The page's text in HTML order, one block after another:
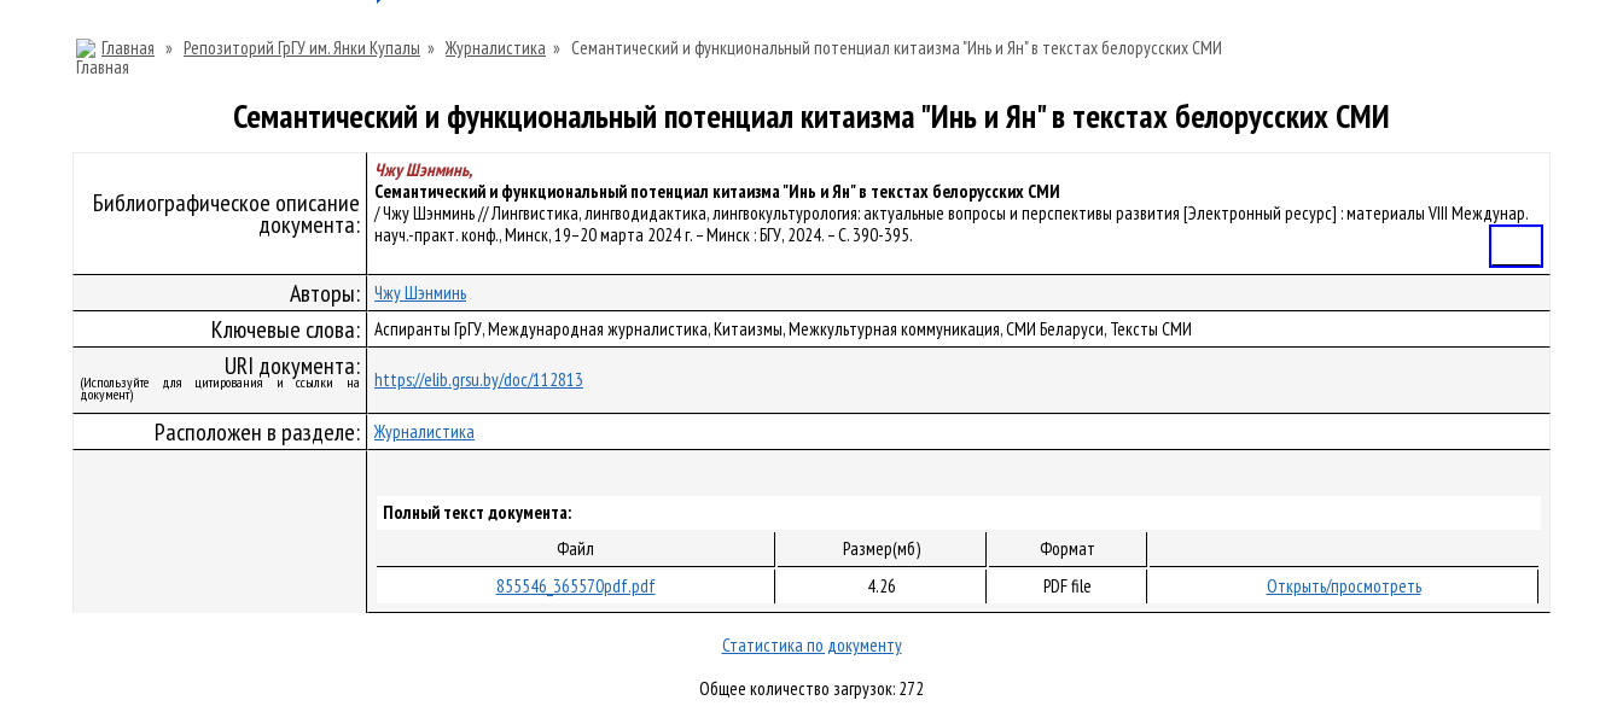
Главная » Репозиторий ГрГУ им. Янки Купалы » Журналистика » Семантический и функциональный потенциал китаизма "Инь и Ян" в текстах белорусских СМИ
Семантический и функциональный потенциал китаизма "Инь и Ян" в текстах белорусских СМИ
Библиографическое описание
документа:
Чжу Шэнминь,
Семантический и функциональный потенциал китаизма "Инь и Ян" в текстах белорусских СМИ
/ Чжу Шэнминь // Лингвистика, лингводидактика, лингвокультурология: актуальные вопросы и перспективы развития [Электронный ресурс] : материалы VIII Междунар.
науч.-практ. конф., Минск, 19–20 марта 2024 г. – Минск : БГУ, 2024. – С. 390-395.
Авторы: Чжу Шэнминь
Ключевые слова: Аспиранты ГрГУ, Международная журналистика, Китаизмы, Межкультурная коммуникация, СМИ Беларуси, Тексты СМИ
URI документа:
(Используйте для цитирования и ссылки на
документ)
https://elib.grsu.by/doc/112813
Расположен в разделе: Журналистика
Полный текст документа:
Файл
Размер(мб)
Формат
855546_365570pdf.pdf
4.26 PDF file Открыть/просмотреть
Статистика по документу
Общее количество загрузок: 272